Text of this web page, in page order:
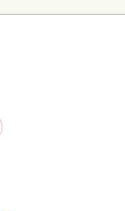
dedicado a decoración. Visítanos, ¡te